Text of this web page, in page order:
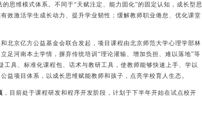
思维模式体系。不同于“天赋注定、能力固化”的固定认知，成长型思
效激活学生成长动力、提升学业韧性；缓解教师职业倦怠、优化课堂
京亿方公益基金会联合发起，项目课程由北京师范大学心理学部林
足河南本土学情，摒弃传统培训“理论灌输、增加负担、难以落地”等
具、标准化课程包、话术与教研工具，使教师能够快速上手、学以
益项目体系，以成长思维赋能教师和孩子，点亮学校育人生态。
，目前处于课程研发和程序开发阶段，计划于下半年开始在试点校开